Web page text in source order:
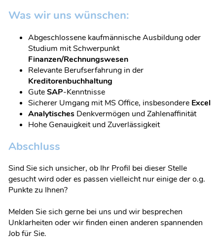
Was wir uns wünschen:
Abgeschlossene kaufmännische Ausbildung oder
Studium mit Schwerpunkt
Finanzen/Rechnungswesen
Relevante Berufserfahrung in der
Kreditorenbuchhaltung
GuteSAP-Kenntnisse
Sicherer Umgang mit MS Office, insbesondere Excel
Analytisches Denkvermögen und Zahlenaffinität
Hohe Genauigkeit und Zuverlässigkeit
Abschluss
Sind Sie sich unsicher, ob Ihr Profil bei dieser Stelle
gesucht wird oder es passen vielleicht nur einige der o.g.
Punkte zu Ihnen?
Melden Sie sich gerne bei uns und wir besprechen
Unklarheiten oder wir finden einen anderen spannenden
Job für Sie.